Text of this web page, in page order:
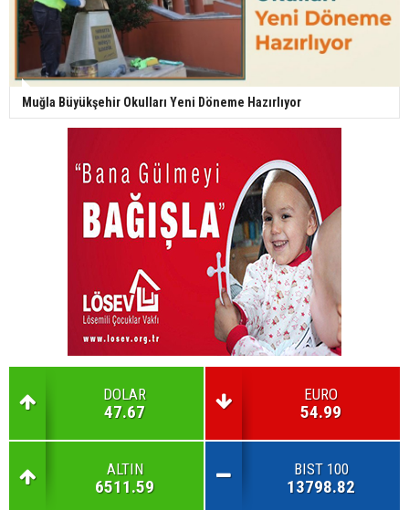
Muğla Büyükşehir Okulları Yeni Döneme Hazırlıyor
DOLAR
47.67
EURO
54.99
ALTIN
6511.59
BIST 100
13798.82